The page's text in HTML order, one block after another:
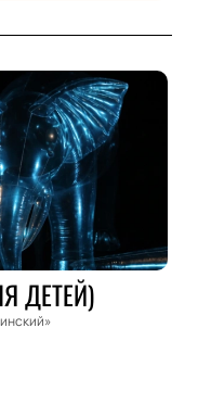
ДЕТЕЙ)